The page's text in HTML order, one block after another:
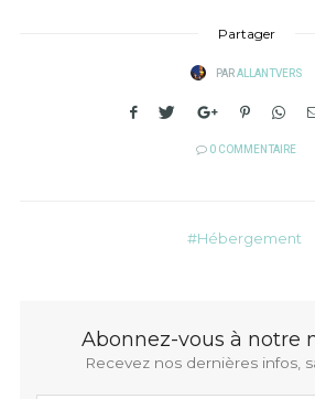
Partager
PARALLANTVERS
0 COMMENTAIRE
Hébergement
Abonnez-vous à notre
Recevez nos dernières infos,